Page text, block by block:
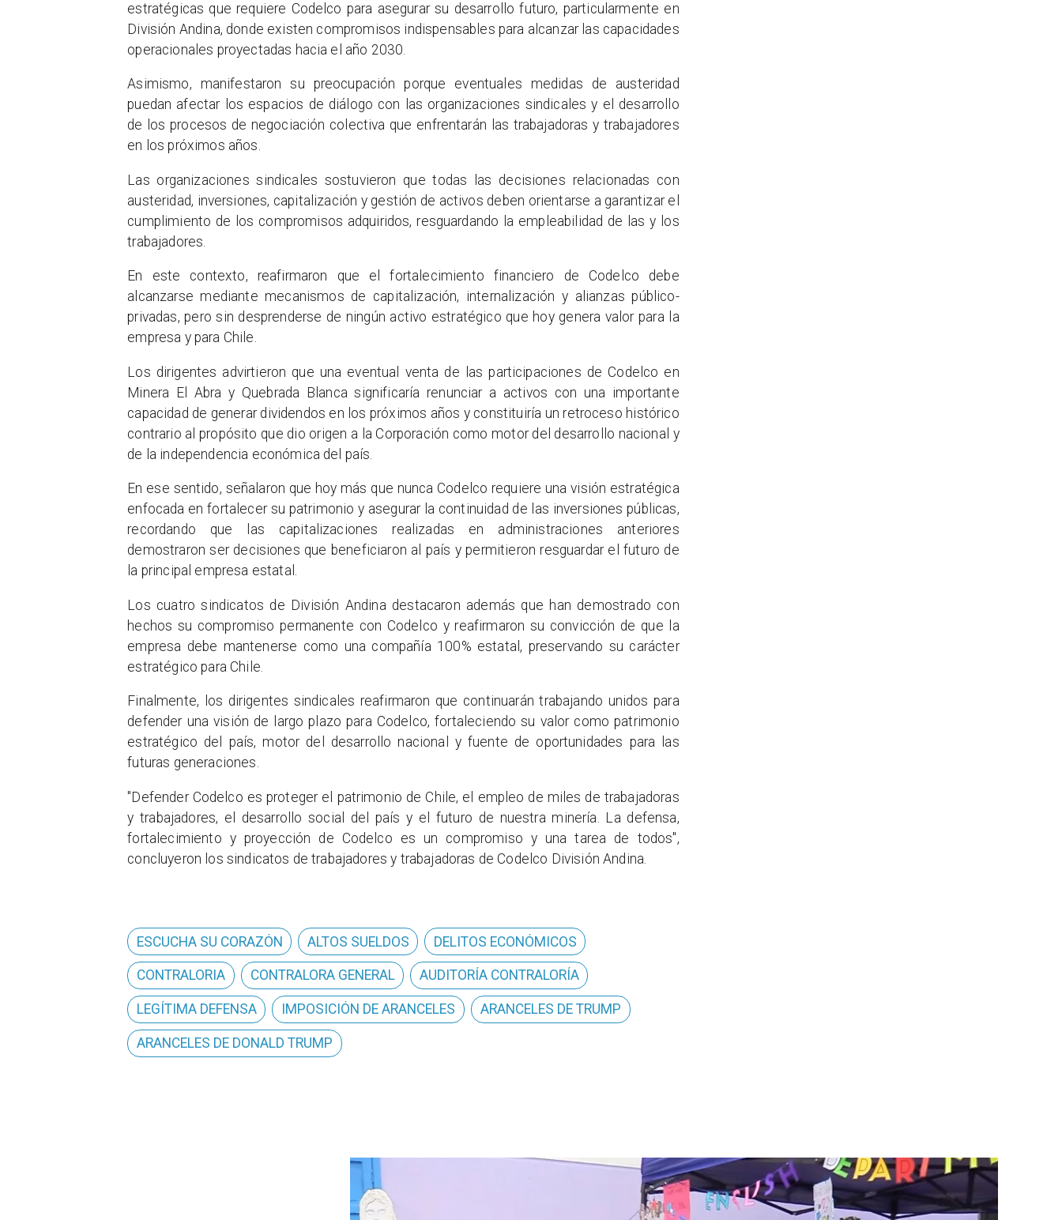
estratégicas que requiere Codelco para asegurar su desarrollo futuro, particularmente en
División Andina, donde existen compromisos indispensables para alcanzar las capacidades
operacionales proyectadas hacia el año 2030.
Asimismo, manifestaron su preocupación porque eventuales medidas de austeridad
puedan afectar los espacios de diálogo con las organizaciones sindicales y el desarrollo
de los procesos de negociación colectiva que enfrentarán las trabajadoras y trabajadores
en los próximos años.
Las organizaciones sindicales sostuvieron que todas las decisiones relacionadas con
austeridad, inversiones, capitalización y gestión de activos deben orientarse a garantizar el
cumplimiento de los compromisos adquiridos, resguardando la empleabilidad de las y los
trabajadores.
En este contexto, reafirmaron que el fortalecimiento financiero de Codelco debe
alcanzarse mediante mecanismos de capitalización, internalización y alianzas público-
privadas, pero sin desprenderse de ningún activo estratégico que hoy genera valor para la
empresa y para Chile.
Los dirigentes advirtieron que una eventual venta de las participaciones de Codelco en
Minera El Abra y Quebrada Blanca significaría renunciar a activos con una importante
capacidad de generar dividendos en los próximos años y constituiría un retroceso histórico
contrario al propósito que dio origen a la Corporación como motor del desarrollo nacional y
de la independencia económica del país.
En ese sentido, señalaron que hoy más que nunca Codelco requiere una visión estratégica
enfocada en fortalecer su patrimonio y asegurar la continuidad de las inversiones públicas,
recordando que las capitalizaciones realizadas en administraciones anteriores
demostraron ser decisiones que beneficiaron al país y permitieron resguardar el futuro de
la principal empresa estatal.
Los cuatro sindicatos de División Andina destacaron además que han demostrado con
hechos su compromiso permanente con Codelco y reafirmaron su convicción de que la
empresa debe mantenerse como una compañía 100% estatal, preservando su carácter
estratégico para Chile.
Finalmente, los dirigentes sindicales reafirmaron que continuarán trabajando unidos para
defender una visión de largo plazo para Codelco, fortaleciendo su valor como patrimonio
estratégico del país, motor del desarrollo nacional y fuente de oportunidades para las
futuras generaciones.
"Defender Codelco es proteger el patrimonio de Chile, el empleo de miles de trabajadoras
y trabajadores, el desarrollo social del país y el futuro de nuestra minería. La defensa,
fortalecimiento y proyección de Codelco es un compromiso y una tarea de todos",
concluyeron los sindicatos de trabajadores y trabajadoras de Codelco División Andina.
ESCUCHA SU CORAZÓN ALTOS SUELDOS DELITOS ECONÓMICOS
CONTRALORIA CONTRALORA GENERAL AUDITORÍA CONTRALORÍA
LEGÍTIMA DEFENSA IMPOSICIÓN DE ARANCELES ARANCELES DE TRUMP
ARANCELES DE DONALD TRUMP